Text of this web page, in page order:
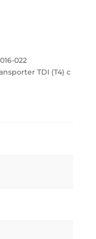
022
TDI (T4) с